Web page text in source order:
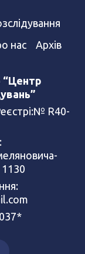
нас Архів
“Центр
R40-
1130